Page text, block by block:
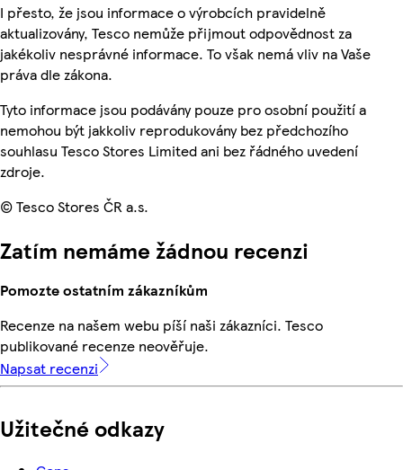
I přesto, že jsou informace o výrobcích pravidelně
aktualizovány, Tesco nemůže přijmout odpovědnost za
jakékoliv nesprávné informace. To však nemá vliv na Vaše
práva dle zákona.
Tyto informace jsou podávány pouze pro osobní použití a
nemohou být jakkoliv reprodukovány bez předchozího
souhlasu Tesco Stores Limited ani bez řádného uvedení
zdroje.
© Tesco Stores ČR a.s.
Zatím nemáme žádnou recenzi
Pomozte ostatním zákazníkům
Recenze na našem webu píší naši zákazníci. Tesco
publikované recenze neověřuje.
Napsat recenzi
Užitečné odkazy